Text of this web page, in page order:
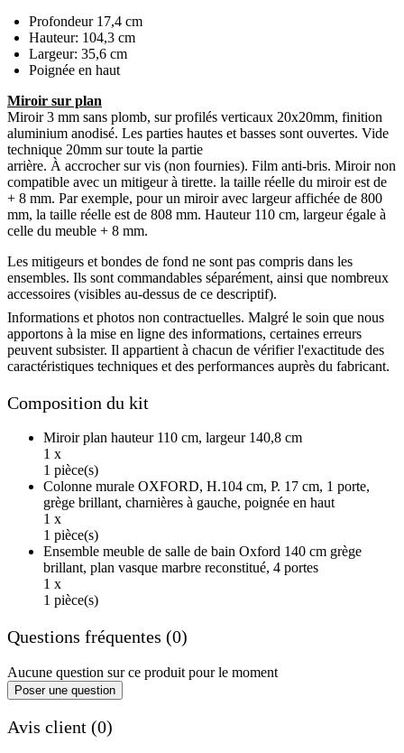
Profondeur 17,4 cm
Hauteur: 104,3 cm
Largeur: 35,6 cm
Poignée en haut
Miroir sur plan
Miroir 3 mm sans plomb, sur profilés verticaux 20x20mm, finition
aluminium anodisé. Les parties hautes et basses sont ouvertes. Vide
technique 20mm sur toute la partie
arrière. À accrocher sur vis (non fournies). Film anti-bris. Miroir non
compatible avec un mitigeur à tirette. la taille réelle du miroir est de
+ 8 mm. Par exemple, pour un miroir avec largeur affichée de 800
mm, la taille réelle est de 808 mm. Hauteur 110 cm, largeur égale à
celle du meuble + 8 mm.
Les mitigeurs et bondes de fond ne sont pas compris dans les
ensembles. Ils sont commandables séparément, ainsi que nombreux
accessoires (visibles au-dessus de ce descriptif).
Informations et photos non contractuelles. Malgré le soin que nous
apportons à la mise en ligne des informations, certaines erreurs
peuvent subsister. Il appartient à chacun de vérifier l'exactitude des
caractéristiques techniques et des performances auprès du fabricant.
Composition du kit
Miroir plan hauteur 110 cm, largeur 140,8 cm
1 x
1 pièce(s)
Colonne murale OXFORD, H.104 cm, P. 17 cm, 1 porte,
grège brillant, charnières à gauche, poignée en haut
1 x
1 pièce(s)
Ensemble meuble de salle de bain Oxford 140 cm grège
brillant, plan vasque marbre reconstitué, 4 portes
1 x
1 pièce(s)
Questions fréquentes (0)
Aucune question sur ce produit pour le moment
Poser une question
Avis client (0)